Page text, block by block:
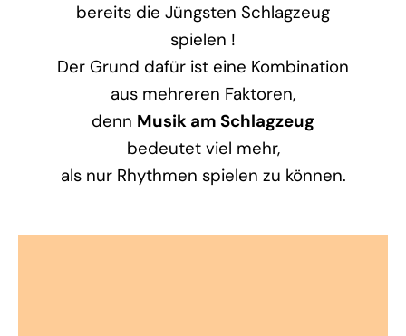
bereits die Jüngsten Schlagzeug
spielen !
Der Grund dafür ist eine Kombination
aus mehreren Faktoren,
denn Musik am Schlagzeug
bedeutet viel mehr,
als nur Rhythmen spielen zu können.